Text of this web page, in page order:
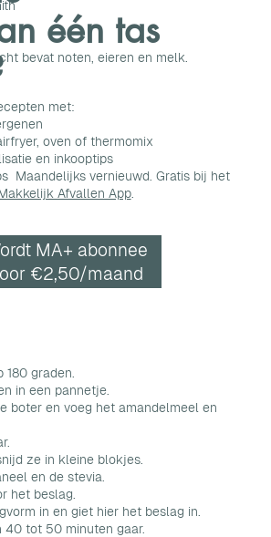
bevat noten, eieren en melk.
één tas
met:
oven of thermomix
en inkooptips
Maandelijks vernieuwd. Gratis bij het
Afvallen App.
MA+ abonnee
€2,50/maand
graden.
in een pannetje.
boter en voeg het amandelmeel en
ze in kleine blokjes.
en de stevia.
het beslag.
in en giet hier het beslag in.
40 tot 50 minuten gaar.